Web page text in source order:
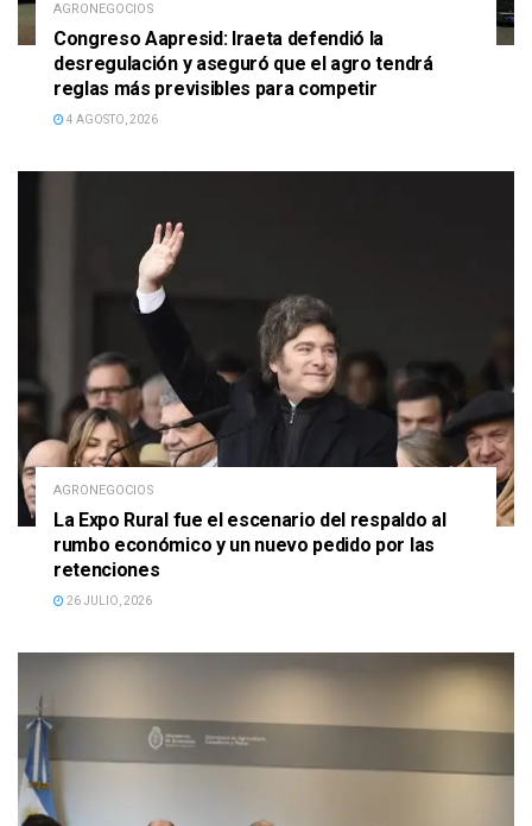
AGRONEGOCIOS
Congreso Aapresid: Iraeta defendió la
desregulación y aseguró que el agro tendrá
reglas más previsibles para competir
4 AGOSTO, 2026
AGRONEGOCIOS
La Expo Rural fue el escenario del respaldo al
rumbo económico y un nuevo pedido por las
retenciones
26 JULIO, 2026